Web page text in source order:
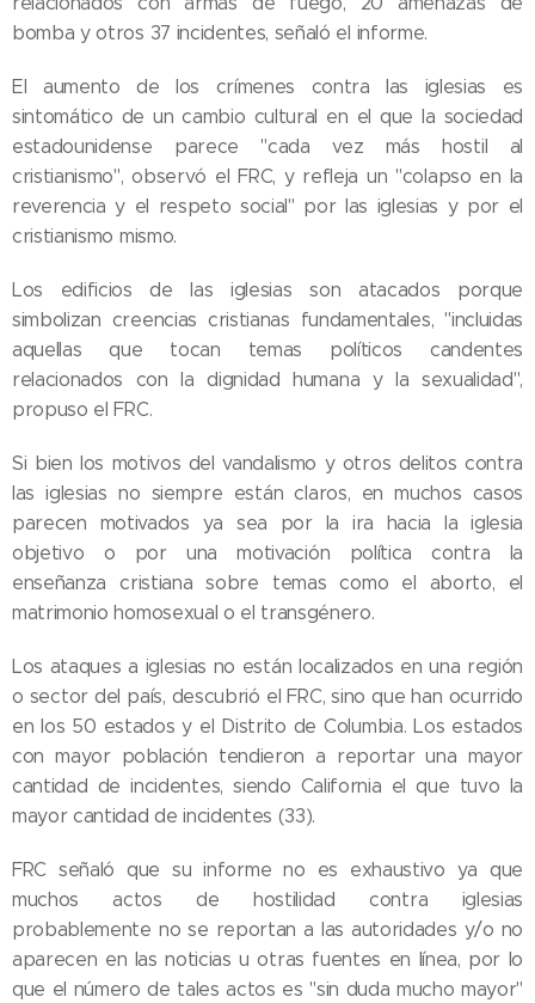
bomba y otros 37 incidentes, señaló el informe.
El aumento de los crímenes contra las iglesias es
sintomático de un cambio cultural en el que la sociedad
estadounidense parece "cada vez más hostil al
cristianismo", observó el FRC, y refleja un "colapso en la
reverencia y el respeto social" por las iglesias y por el
cristianismo mismo.
Los edificios de las iglesias son atacados porque
simbolizan creencias cristianas fundamentales, "incluidas
aquellas que tocan temas políticos candentes
relacionados con la dignidad humana y la sexualidad",
propuso el FRC.
Si bien los motivos del vandalismo y otros delitos contra
las iglesias no siempre están claros, en muchos casos
parecen motivados ya sea por la ira hacia la iglesia
objetivo o por una motivación política contra la
enseñanza cristiana sobre temas como el aborto, el
matrimonio homosexual o el transgénero.
Los ataques a iglesias no están localizados en una región
o sector del país, descubrió el FRC, sino que han ocurrido
en los 50 estados y el Distrito de Columbia. Los estados
con mayor población tendieron a reportar una mayor
cantidad de incidentes, siendo California el que tuvo la
mayor cantidad de incidentes (33).
FRC señaló que su informe no es exhaustivo ya que
muchos actos de hostilidad contra iglesias
probablemente no se reportan a las autoridades y/o no
aparecen en las noticias u otras fuentes en línea, por lo
que el número de tales actos es "sin duda mucho mayor"